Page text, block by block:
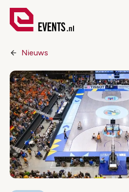
Nieuws